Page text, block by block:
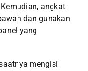
angkat
dan gunakan
yang
mengisi